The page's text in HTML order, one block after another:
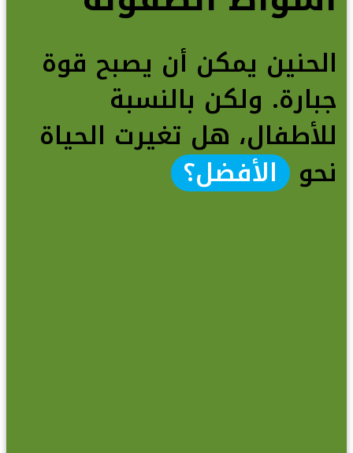
الحنين يمكن أن يصبح قوة
جبارة. ولكن بالنسبة
للأطفال، هل تغيرت الحياة
نحو الأفضل؟